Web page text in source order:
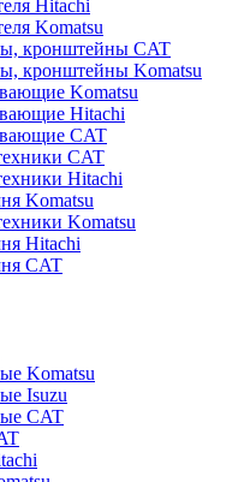
Hitachi
Komatsu
кронштейны CAT
кронштейны Komatsu
Komatsu
Hitachi
CAT
CAT
Hitachi
Komatsu
Komatsu
Hitachi
CAT
Komatsu
Isuzu
CAT